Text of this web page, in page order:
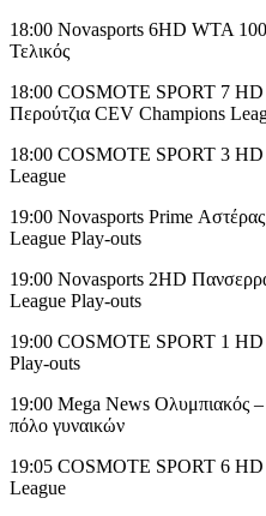
18:00 Novasports 6HD WTA
Τελικός
18:00 COSMOTE SPORT 7 HD
Περούτζια CEV Champions
18:00 COSMOTE SPORT 3
League
19:00 Novasports Prime
League Play-outs
19:00 Novasports 2HD
League Play-outs
19:00 COSMOTE SPORT 1
Play-outs
19:00 Mega News Ολυμπιακός
πόλο γυναικών
19:05 COSMOTE SPORT 6
League